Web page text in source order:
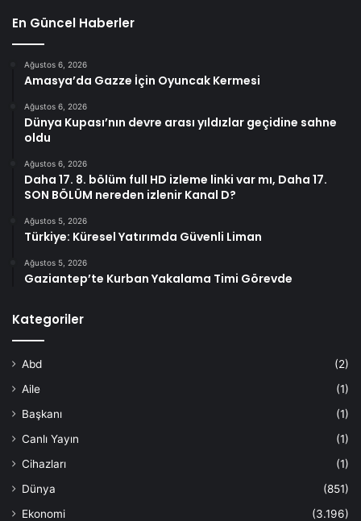
En Güncel Haberler
Ağustos 6, 2026
Amasya’da Gazze İçin Oyuncak Kermesi
Ağustos 6, 2026
Dünya Kupası’nın devre arası yıldızlar geçidine sahne
oldu
Ağustos 6, 2026
Daha 17. 8. bölüm full HD izleme linki var mı, Daha 17.
SON BÖLÜM nereden izlenir Kanal D?
Ağustos 5, 2026
Türkiye: Küresel Yatırımda Güvenli Liman
Ağustos 5, 2026
Gaziantep’te Kurban Yakalama Timi Görevde
Kategoriler
Abd
(2)
Aile
(1)
Başkanı
(1)
Canlı Yayın
(1)
Cihazları
(1)
Dünya
(851)
Ekonomi
(3.196)